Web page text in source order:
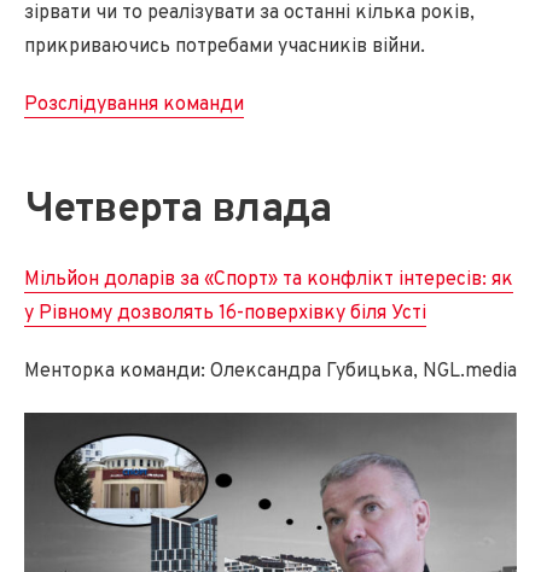
зірвати чи то реалізувати за останні кілька років,
прикриваючись потребами учасників війни.
Розслідування команди
Четверта влада
Мільйон доларів за «Спорт» та конфлікт інтересів: як
у Рівному дозволять 16-поверхівку біля Усті
Менторка команди: Олександра Губицька, NGL.media